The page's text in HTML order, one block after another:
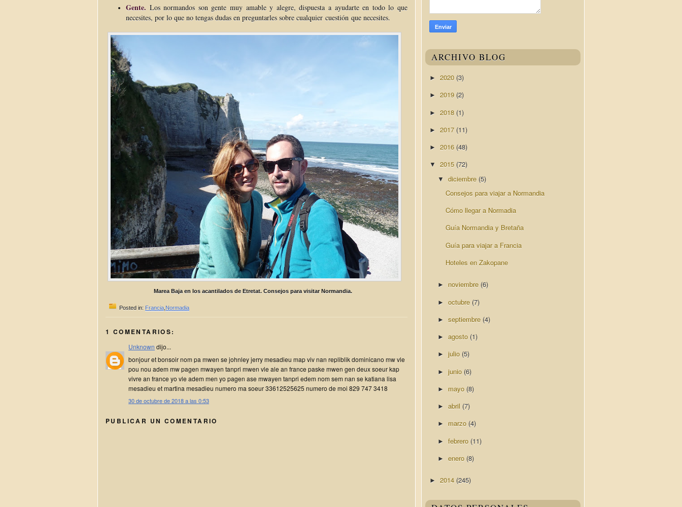
Gente. Los normandos son gente muy amable y alegre, dispuesta a ayudarte en todo lo que
necesites, por lo que no tengas dudas en preguntarles sobre cualquier cuestión que necesites.
Marea Baja en los acantilados de Etretat. Consejos para visitar Normandia.
Posted in: Francia Normadia
1 COMENTARIOS:
Unknown dijo...
bonjour et bonsoir nom pa mwen se johnley jerry mesadieu map viv nan repliblik dominicano mw vle
pou nou adem mw pagen mwayen tanpri mwen vle ale an france paske mwen gen deux soeur kap
vivre an france yo vle adem men yo pagen ase mwayen tanpri edem nom sem nan se katiana lisa
mesadieu et martina mesadieu numero ma soeur 33612525625 numero de moi 829 747 3418
30 de octubre de 2018 a las 0:53
PUBLICAR UN COMENTARIO
ARCHIVO BLOG
► 2020 (3)
► 2019 (2)
► 2018 (1)
► 2017 (11)
► 2016 (48)
▼ 2015 (72)
▼ diciembre (5)
Consejos para viajar a Normandia
Cómo llegar a Normadia
Guía Normandia y Bretaña
Guía para viajar a Francia
Hoteles en Zakopane
► noviembre (6)
► octubre (7)
► septiembre (4)
► agosto (1)
► julio (5)
► junio (6)
► mayo (8)
► abril (7)
► marzo (4)
► febrero (11)
► enero (8)
► 2014 (245)